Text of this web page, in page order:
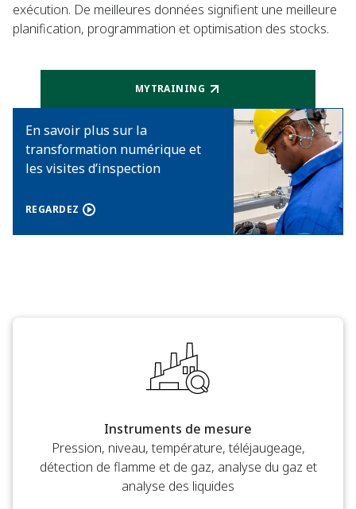
exécution. De meilleures données signifient une meilleure
planification, programmation et optimisation des stocks.
MYTRAINING
En savoir plus sur la
transformation numérique et
les visites d’inspection
REGARDEZ
Instruments de mesure
Pression, niveau, température, téléjaugeage,
détection de flamme et de gaz, analyse du gaz et
analyse des liquides